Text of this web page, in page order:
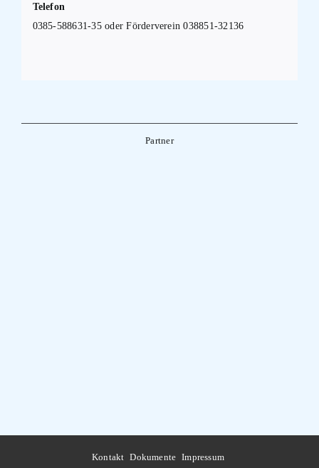
Telefon
0385-588631-35 oder Förderverein 038851-32136
Partner
Kontakt Dokumente Impressum